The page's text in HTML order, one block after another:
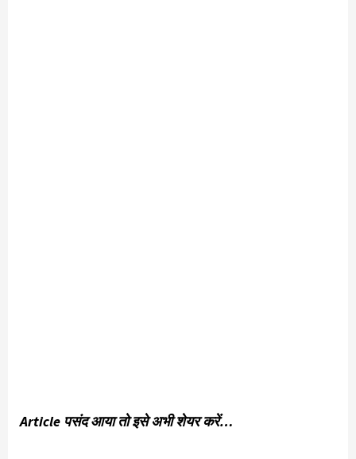
Article पसंद आया तो इसे अभी शेयर करें…